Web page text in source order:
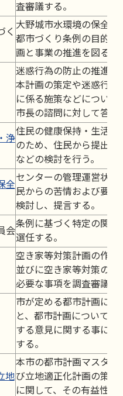
査審議する。
く
大野城市水環境の保全及
都市づくり条例の目的に
画と事業の推進を図る。
迷惑行為の防止の推進に
本計画の策定や迷惑行為
に係る施策などについて
市長の諮問に対して答申
浄
住民の健康保持・生活環
のため、住民から提出さ
などの検討を行う。
全
センターの管理運営状況
民からの苦情および要望
検討し、提言する。
会
条例に基づく特定の関係
選任する。
空き家等対策計画の作成
並びに空き家等対策の実
必要な事項を調査審議す
市が定める都市計画に関
と、都市計画について本
する意見に関する事につ
する。
地
本市の都市計画マスター
び立地適正化計画の策定
に関して、その有益性や